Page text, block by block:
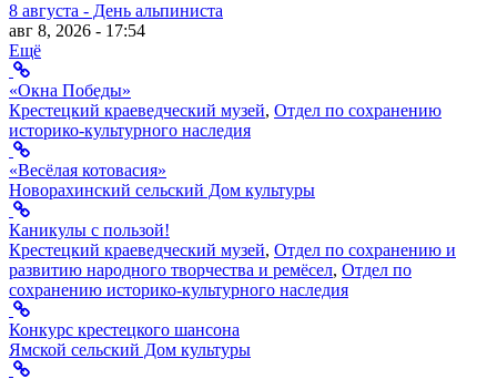
8 августа - День альпиниста
авг 8, 2026 - 17:54
Ещё
«Окна Победы»
Крестецкий краеведческий музей, Отдел по сохранению
историко-культурного наследия
«Весёлая котовасия»
Новорахинский сельский Дом культуры
Каникулы с пользой!
Крестецкий краеведческий музей, Отдел по сохранению и
развитию народного творчества и ремёсел, Отдел по
сохранению историко-культурного наследия
Конкурс крестецкого шансона
Ямской сельский Дом культуры